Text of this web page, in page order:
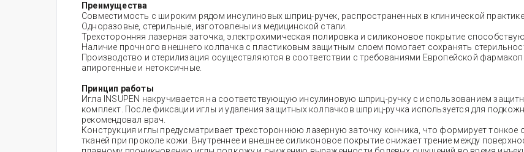
Преимущества
Совместимость с широким рядом инсулиновых шприц-ручек, распространенных в клинической практике.
Одноразовые, стерильные, изготовлены из медицинской стали.
Трехсторонняя лазерная заточка, электрохимическая полировка и силиконовое покрытие
Наличие прочного внешнего колпачка с пластиковым защитным слоем помогает сохранять
Производство и стерилизация осуществляются в соответствии с требованиями Европейской
апирогенные и нетоксичные.
Принцип работы
Игла INSUPEN накручивается на соответствующую инсулиновую шприц-ручку с использованием
комплект. После фиксации иглы и удаления защитных колпачков шприц-ручка используется для
рекомендовал врач.
Конструкция иглы предусматривает трехстороннюю лазерную заточку кончика, что формирует
тканей при проколе кожи. Внутреннее и внешнее силиконовое покрытие снижает трение между